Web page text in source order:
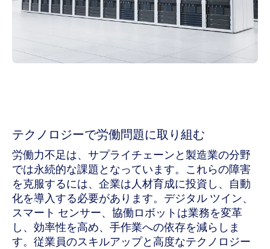
テクノロジーで労働問題に取り組む
労働力不足は、サプライチェーンと製造業の分野
では永続的な課題となっています。これらの障害
を克服するには、企業は人材育成に投資し、自動
化を導入する必要があります。デジタル ツイン、
スマート センサー、協働ロボットは業務を変革
し、効率性を高め、手作業への依存を減らしま
す。従業員のスキルアップと高度なテクノロジー